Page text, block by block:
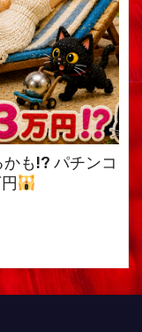
かも!? パチンコ